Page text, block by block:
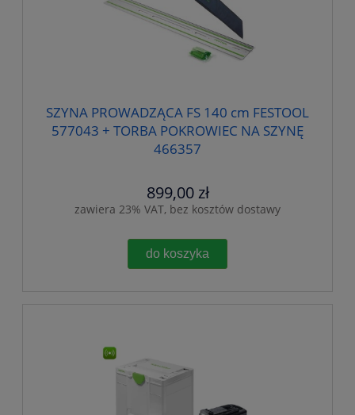
SZYNA PROWADZĄCA FS 140 cm FESTOOL
577043 + TORBA POKROWIEC NA SZYNĘ
466357
899,00 zł
zawiera 23% VAT, bez kosztów dostawy
do koszyka